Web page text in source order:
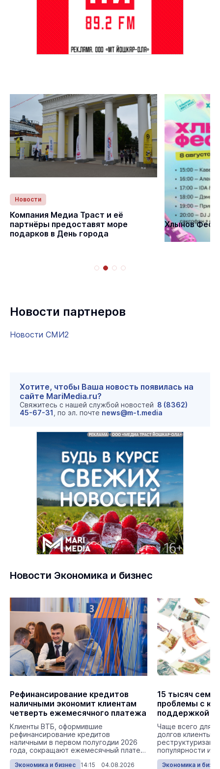
Новости
Компания Медиа Траст и её
партнёры предоставят море
подарков в День города
Статьи
Хлынов Фест
Новости партнеров
Новости СМИ2
Хотите, чтобы Ваша новость появилась на
сайте MariMedia.ru?
Свяжитесь с нашей службой новостей 8 (8362)
45-67-31 , по эл. почте news@m-t.media
Новости Экономика и бизнес
Рефинансирование кредитов
наличными экономит клиентам
четверть ежемесячного платежа
Клиенты ВТБ, оформившие
рефинансирование кредитов
наличными в первом полугодии 2026
года, сокращают ежемесячный платеж
в среднем на 25% – с 56 до ...
Экономика и бизнес 14:15 04.08.2026
15 тысяч
проблемы с
поддержкой
банка
Чаще всего для
долгов клиенты
популярности
ипотечные
Экономика и